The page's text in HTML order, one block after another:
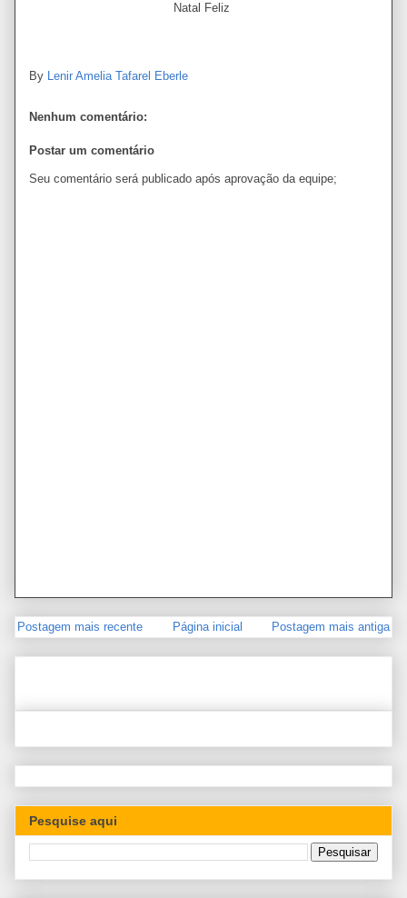
Natal Feliz
By Lenir Amelia Tafarel Eberle
Nenhum comentário:
Postar um comentário
Seu comentário será publicado após aprovação da equipe;
Postagem mais recente Postagem mais antiga
Página inicial
Pesquise aqui